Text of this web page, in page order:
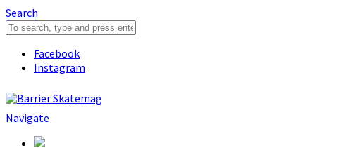
Search
Facebook
Instagram
Navigate